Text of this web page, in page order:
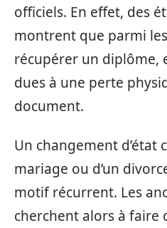
officiels. En effet, des
montrent que parmi
récupérer un diplôme,
dues à une perte
document.
Un changement d’état
mariage ou d’un
motif récurrent. Les
cherchent alors à faire